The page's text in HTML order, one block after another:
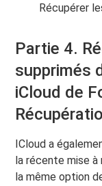
Récupérer
Partie 4.
supprimés
iCloud de
ICloud a
la récente mise à
la même option